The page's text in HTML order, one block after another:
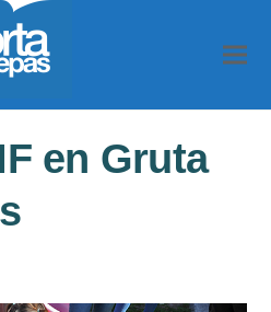
en Gruta